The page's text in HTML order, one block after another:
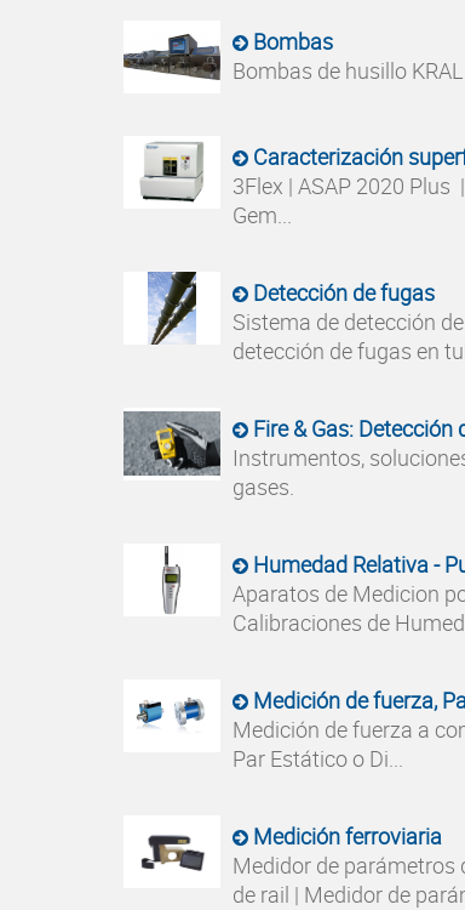
Bombas
Bombas de husillo
Caracterización
3Flex | ASAP 2020
Gem...
Detección de fugas
Sistema de detección
detección de fugas en
Fire & Gas: Detección
Instrumentos,
gases.
Humedad Relativa -
Aparatos de Medicion
Calibraciones de
Medición de fuerza,
Medición de fuerza a
Par Estático o Di...
Medición ferroviaria
Medidor de parámetros
de rail | Medidor de